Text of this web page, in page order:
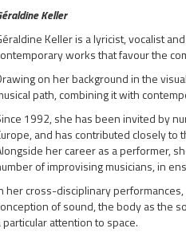
Keller
Keller is a lyricist, vocalist
works that favour the
on her background in the
path, combining it with
1992, she has been invited by
and has contributed closely to
her career as a performer,
of improvising musicians, in
her cross-disciplinary
of sound, the body as the
particular attention to space.